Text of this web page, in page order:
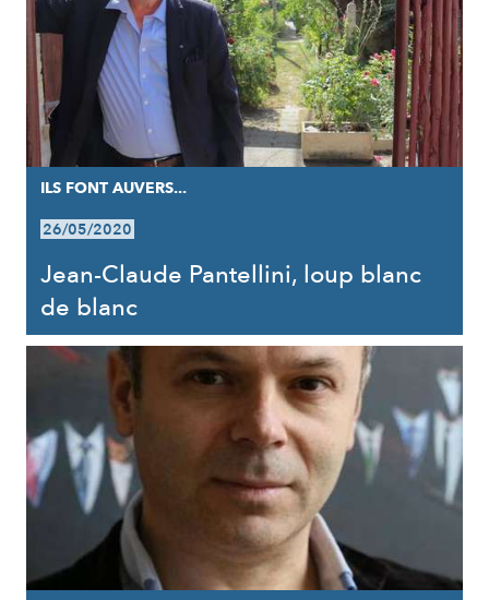
ILS FONT AUVERS...
26/05/2020
Jean-Claude Pantellini, loup blanc
de blanc